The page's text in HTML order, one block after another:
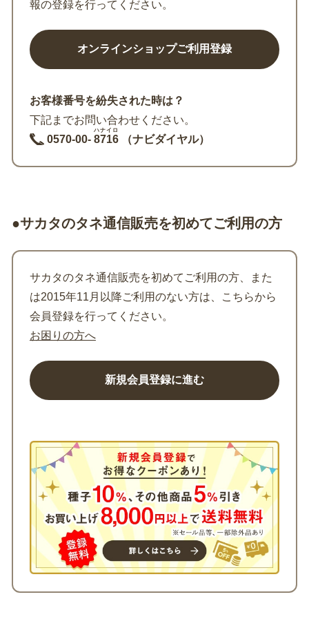
報の登録を行ってください。
お客様番号を紛失された時は？
下記までお問い合わせください。
0570-00- 8716
ハナイロ
（ナビダイヤル）
●サカタのタネ通信販売を初めてご利用の方
サカタのタネ通信販売を初めてご利用の方、また
は2015年11月以降ご利用のない方は、こちらから
会員登録を行ってください。
お困りの方へ